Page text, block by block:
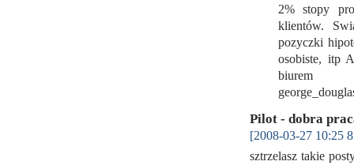
2% stopy
klientów.
pozyczki
osobiste, itp
biurem
Pilot - dobra
[2008-03-27 10:25
sztrzelasz takie